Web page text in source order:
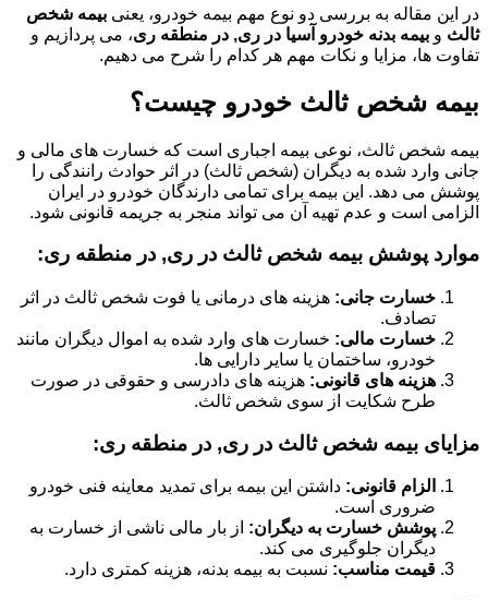
در این مقاله به بررسی دو نوع مهم بیمه خودرو، یعنی بیمه شخص
ثالث و بیمه بدنه خودرو آسیا در ری, در منطقه ری، می پردازیم و
تفاوت ها، مزایا و نکات مهم هر کدام را شرح می دهیم.
بیمه شخص ثالث خودرو چیست؟
بیمه شخص ثالث، نوعی بیمه اجباری است که خسارت های مالی و
جانی وارد شده به دیگران (شخص ثالث) در اثر حوادث رانندگی را
پوشش می دهد. این بیمه برای تمامی دارندگان خودرو در ایران
الزامی است و عدم تهیه آن می تواند منجر به جریمه قانونی شود.
موارد پوشش بیمه شخص ثالث در ری, در منطقه ری:
خسارت جانی: هزینه های درمانی یا فوت شخص ثالث در اثر
تصادف.
خسارت مالی: خسارت های وارد شده به اموال دیگران مانند
خودرو، ساختمان یا سایر دارایی ها.
هزینه های قانونی: هزینه های دادرسی و حقوقی در صورت
طرح شکایت از سوی شخص ثالث.
مزایای بیمه شخص ثالث در ری, در منطقه ری:
الزام قانونی: داشتن این بیمه برای تمدید معاینه فنی خودرو
ضروری است.
پوشش خسارت به دیگران: از بار مالی ناشی از خسارت به
دیگران جلوگیری می کند.
قیمت مناسب: نسبت به بیمه بدنه، هزینه کمتری دارد.